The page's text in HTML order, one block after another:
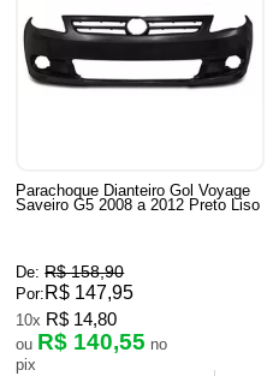
Parachoque Dianteiro Gol Voyage
Saveiro G5 2008 a 2012 Preto Liso
De: R$ 158,90
Por: R$ 147,95
10x R$ 14,80
ou R$ 140,55 no
pix